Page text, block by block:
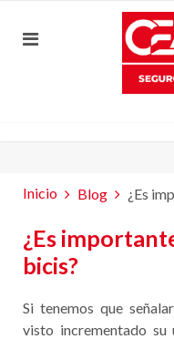
Inicio Blog ¿Es
¿Es
bicis?
Si tenemos que
visto incrementado